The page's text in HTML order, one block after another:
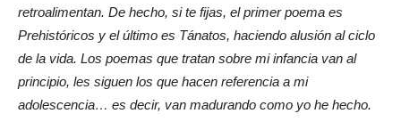
retroalimentan. De hecho, si te fijas, el primer poema es
Prehistóricos y el último es Tánatos, haciendo alusión al ciclo
de la vida. Los poemas que tratan sobre mi infancia van al
principio, les siguen los que hacen referencia a mi
adolescencia… es decir, van madurando como yo he hecho.